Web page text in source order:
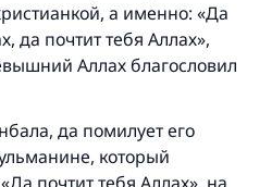
а именно: «Да
да почтит тебя Аллах»,
Аллах благословил
да помилует его
который